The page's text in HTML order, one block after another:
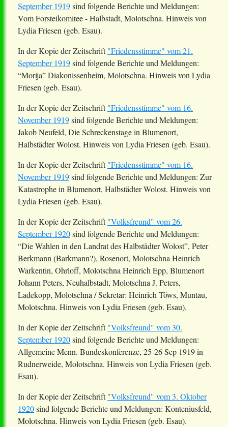
September 1919sind folgende Berichte und Meldungen:
Vom Forsteikomitee - Halbstadt, Molotschna. Hinweis von
Lydia Friesen (geb. Esau).
In der Kopie der Zeitschrift"Friedensstimme" vom 21.
September 1919sind folgende Berichte und Meldungen:
“Morija” Diakonissenheim, Molotschna. Hinweis von Lydia
Friesen (geb. Esau).
In der Kopie der Zeitschrift"Friedensstimme" vom 16.
November 1919sind folgende Berichte und Meldungen:
Jakob Neufeld, Die Schreckenstage in Blumenort,
HalbstädterWolost. Hinweis von Lydia Friesen (geb. Esau).
In der Kopie der Zeitschrift"Friedensstimme" vom 16.
November 1919sind folgende Berichte und Meldungen: Zur
Katastrophe in Blumenort, HalbstädterWolost. Hinweis von
Lydia Friesen (geb. Esau).
In der Kopie der Zeitschrift"Volksfreund" vom 26.
September 1920sind folgende Berichte und Meldungen:
“Die Wahlen in den Landrat des HalbstädterWolost”, Peter
Berkmann(Barkmann?), Rosenort, Molotschna Heinrich
Warkentin, Ohrloff, Molotschna Heinrich Epp, Blumenort
Johann Peters, Neuhalbstadt, Molotschna J. Peters,
Ladekopp, Molotschna / Sekretar: HeinrichTöws, Muntau,
Molotschna. Hinweis von Lydia Friesen (geb. Esau).
In der Kopie der Zeitschrift"Volksfreund" vom 30.
September 1920sind folgende Berichte und Meldungen:
AllgemeineMenn. Bundeskonferenze, 25-26 Sep 1919 in
Rudnerweide, Molotschna. Hinweis von Lydia Friesen (geb.
Esau).
In der Kopie der Zeitschrift"Volksfreund" vom 3. Oktober
1920sind folgende Berichte und Meldungen: Konteniusfeld,
Molotschna. Hinweis von Lydia Friesen (geb. Esau).